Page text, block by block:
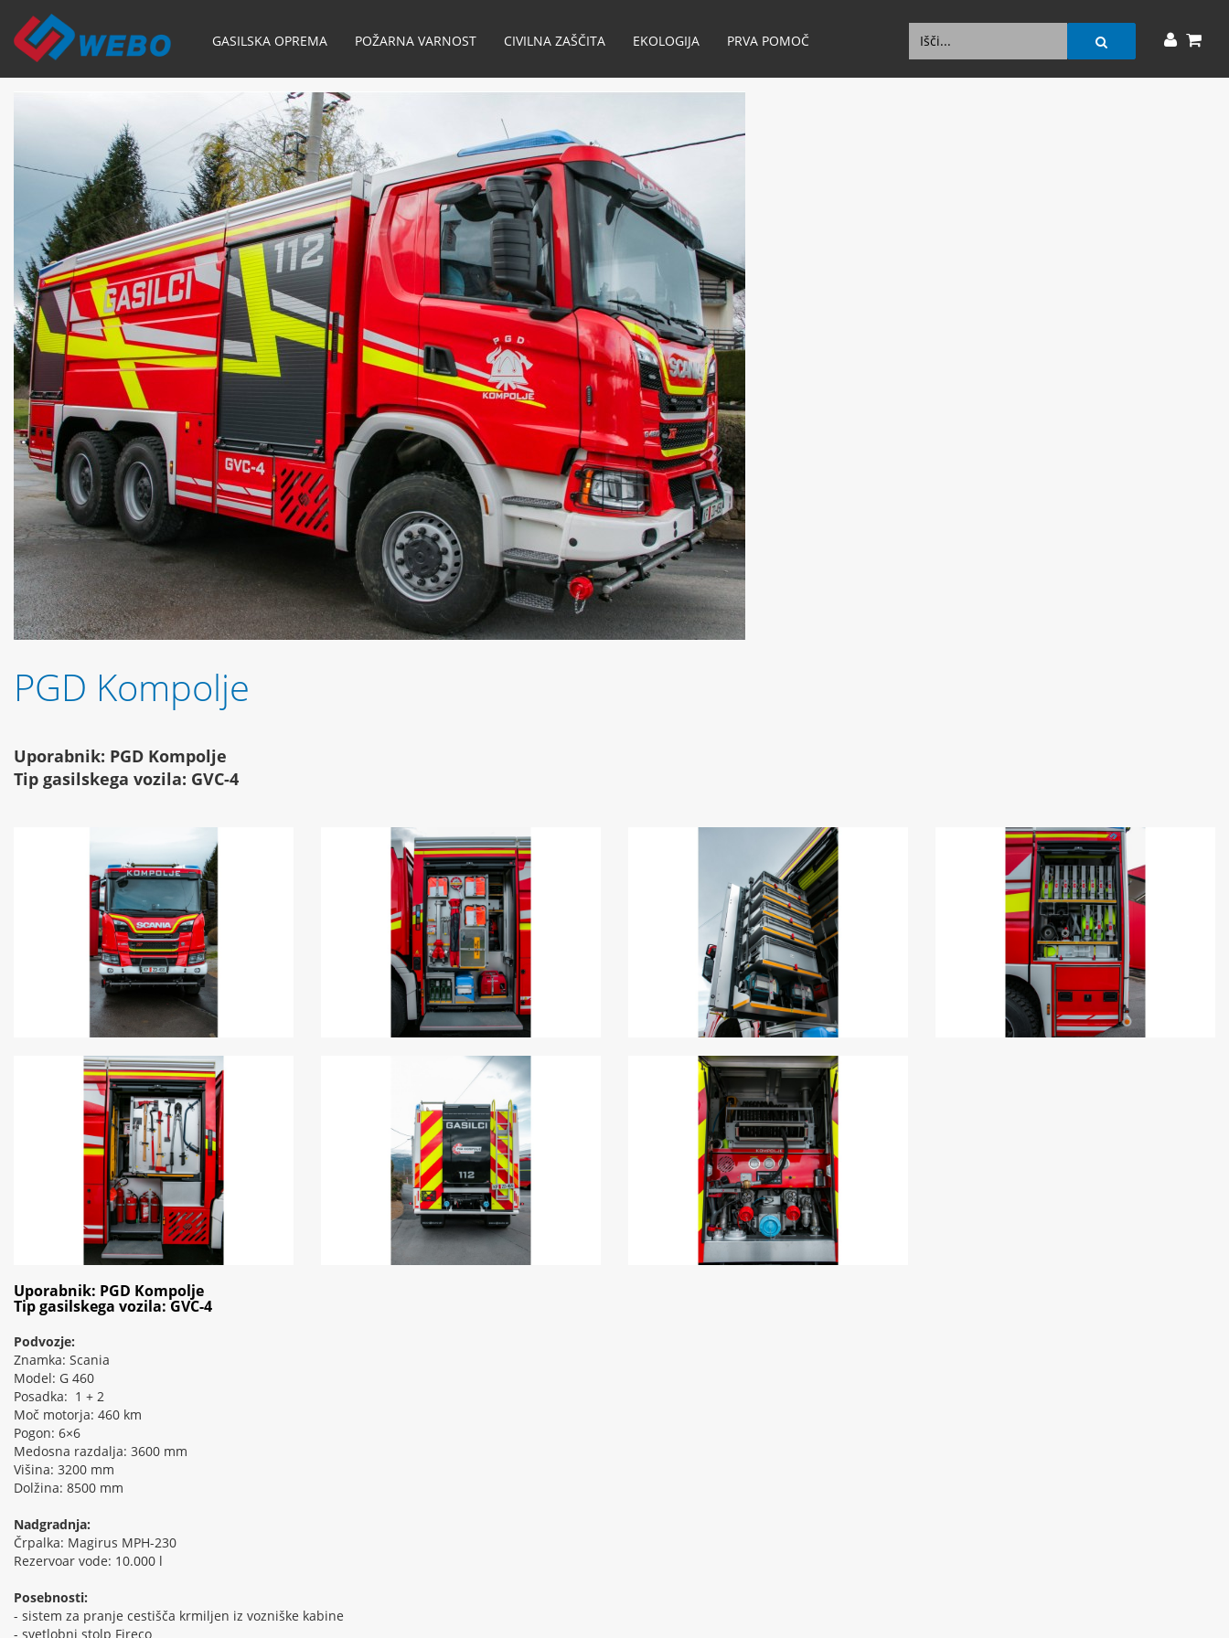
GASILSKA OPREMA POŽARNA VARNOST CIVILNA ZAŠČITA EKOLOGIJA PRVA POMOČ
PGD Kompolje
Uporabnik: PGD Kompolje
Tip gasilskega vozila: GVC-4
Uporabnik: PGD Kompolje
Tip gasilskega vozila: GVC-4
Podvozje:
Znamka: Scania
Model: G 460
Posadka: 1 + 2
Moč motorja: 460 km
Pogon: 6×6
Medosna razdalja: 3600 mm
Višina: 3200 mm
Dolžina: 8500 mm
Nadgradnja:
Črpalka: Magirus MPH-230
Rezervoar vode: 10.000 l
Posebnosti:
- sistem za pranje cestišča krmiljen iz vozniške kabine
- svetlobni stolp Fireco